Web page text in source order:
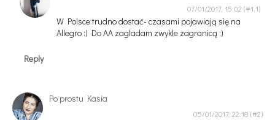
07/01/2017, 15:02
W Polsce trudno dostać- czasami pojawiają się na
Allegro :) Do AA zagladam zwykle zagranicą :)
Reply
Po prostu Kasia
05/01/2017, 22:18